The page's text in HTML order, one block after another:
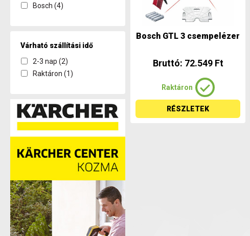
Bosch (4)
Várható szállítási idő
2-3 nap (2)
Raktáron (1)
Bosch GTL 3 csempelézer
Bruttó: 72.549 Ft
Raktáron
RÉSZLETEK